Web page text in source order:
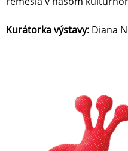
Kurátorka výstavy: Diana